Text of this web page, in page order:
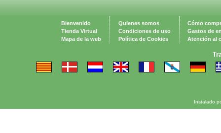
Bienvenido
Tienda Virtual
Mapa de la web
Quienes somos
Condiciones de uso
Política de Cookies
Cómo
Gastos de
Atención al
Instalado